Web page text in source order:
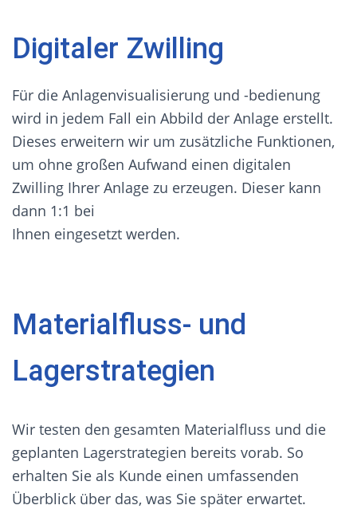
Digitaler Zwilling
Für die Anlagenvisualisierung und -bedienung
wird in jedem Fall ein Abbild der Anlage erstellt.
Dieses erweitern wir um zusätzliche Funktionen,
um ohne großen Aufwand einen digitalen
Zwilling Ihrer Anlage zu erzeugen. Dieser kann
dann 1:1 bei
Ihnen eingesetzt werden.
Materialfluss- und
Lagerstrategien
Wir testen den gesamten Materialfluss und die
geplanten Lagerstrategien bereits vorab. So
erhalten Sie als Kunde einen umfassenden
Überblick über das, was Sie später erwartet.